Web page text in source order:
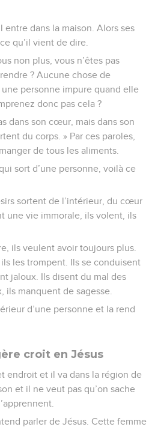
dans la maison. Alors ses
qu’il vient de dire.
non plus, vous n’êtes pas
? Aucune chose de
personne impure quand elle
donc pas cela ?
dans son cœur, mais dans son
du corps. » Par ces paroles,
de tous les aliments.
sort d’une personne, voilà ce
sortent de l’intérieur, du cœur
une vie immorale, ils volent, ils
ils veulent avoir toujours plus.
les trompent. Ils se conduisent
jaloux. Ils disent du mal des
ils manquent de sagesse.
d’une personne et la rend
croit en Jésus
endroit et il va dans la région de
et il ne veut pas qu’on sache
parler de Jésus. Cette femme